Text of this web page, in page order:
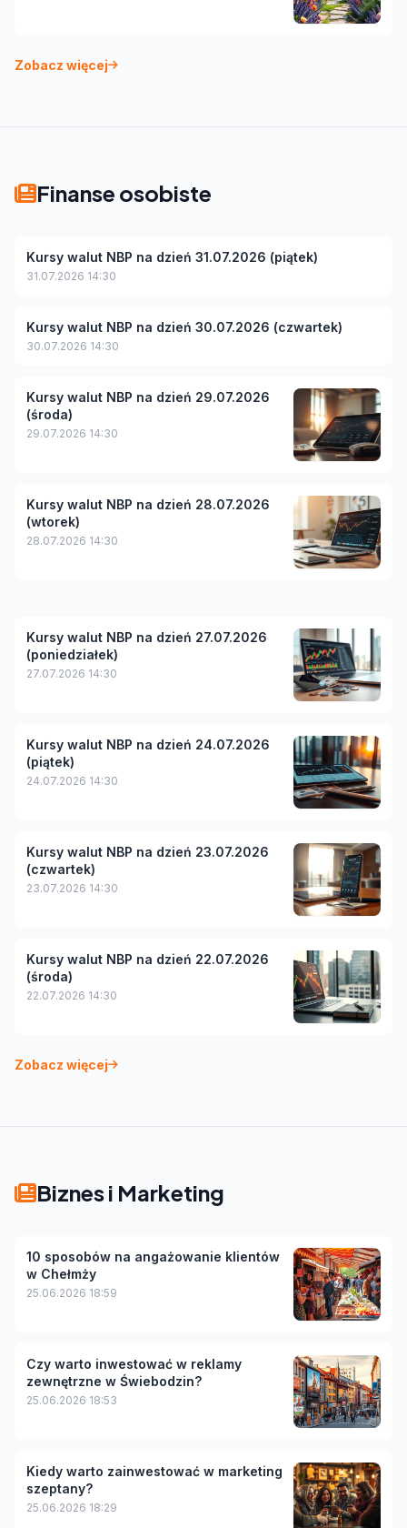
Zobacz więcej
Finanse osobiste
Kursy walut NBP na dzień 31.07.2026 (piątek)
31.07.2026 14:30
Kursy walut NBP na dzień 30.07.2026 (czwartek)
30.07.2026 14:30
Kursy walut NBP na dzień 29.07.2026
(środa)
29.07.2026 14:30
Kursy walut NBP na dzień 28.07.2026
(wtorek)
28.07.2026 14:30
Kursy walut NBP na dzień 27.07.2026
(poniedziałek)
27.07.2026 14:30
Kursy walut NBP na dzień 24.07.2026
(piątek)
24.07.2026 14:30
Kursy walut NBP na dzień 23.07.2026
(czwartek)
23.07.2026 14:30
Kursy walut NBP na dzień 22.07.2026
(środa)
22.07.2026 14:30
Zobacz więcej
Biznes i Marketing
10 sposobów na angażowanie klientów
w Chełmży
25.06.2026 18:59
Czy warto inwestować w reklamy
zewnętrzne w Świebodzin?
25.06.2026 18:53
Kiedy warto zainwestować w marketing
szeptany?
25.06.2026 18:29